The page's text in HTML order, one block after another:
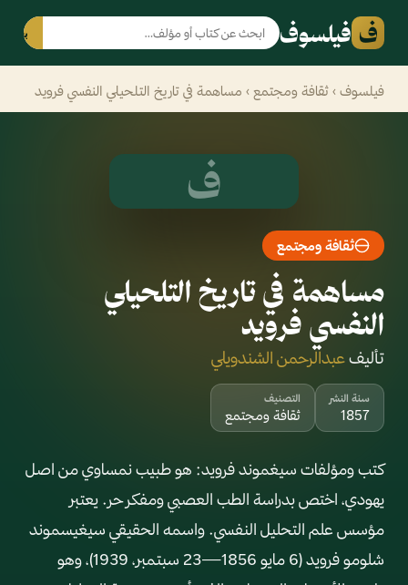
ف فيلسوف بحث
فيلسوف › ثقافة ومجتمع › مساهمة في تاريخ التلحيلي النفسي فرويد
ف
ثقافة ومجتمع
مساهمة في تاريخ التلحيلي
النفسي فرويد
تأليفعبدالرحمن الشندويلي
سنة النشر
1857
التصنيف
ثقافة ومجتمع
كتب ومؤلفات سيغموند فرويد: هو طبيب نمساوي من اصل
يهودي، اختص بدراسة الطب العصبي ومفكر حر. يعتبر
مؤسس علم التحليل النفسي. واسمه الحقيقي سيغيسموند
شلومو فرويد (6 مايو 1856—23 سبتمبر، 1939)، وهو